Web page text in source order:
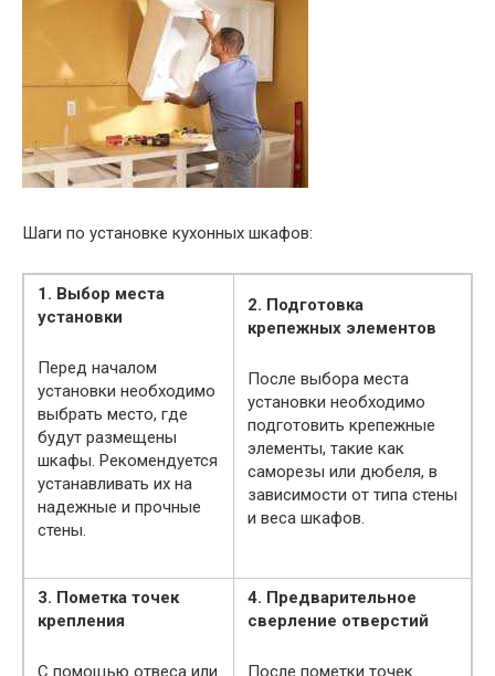
Шаги по установке кухонных шкафов:
1. Выбор места
установки
Перед началом
установки необходимо
выбрать место, где
будут размещены
шкафы. Рекомендуется
устанавливать их на
надежные и прочные
стены.
2. Подготовка
крепежных элементов
После выбора места
установки необходимо
подготовить крепежные
элементы, такие как
саморезы или дюбеля, в
зависимости от типа стены
и веса шкафов.
3. Пометка точек
крепления
С помощью отвеса или
4. Предварительное
сверление отверстий
После пометки точек